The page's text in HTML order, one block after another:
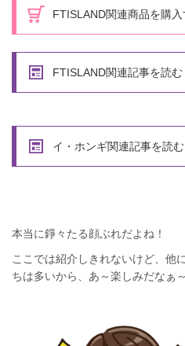
FTISLAND関連商品を購入
FTISLAND関連記事を読む
イ・ホンギ関連記事を読む
本当に錚々たる顔ぶれだよね！
ここでは紹介しきれないけど、他
ちは多いから、あ～楽しみだなぁ